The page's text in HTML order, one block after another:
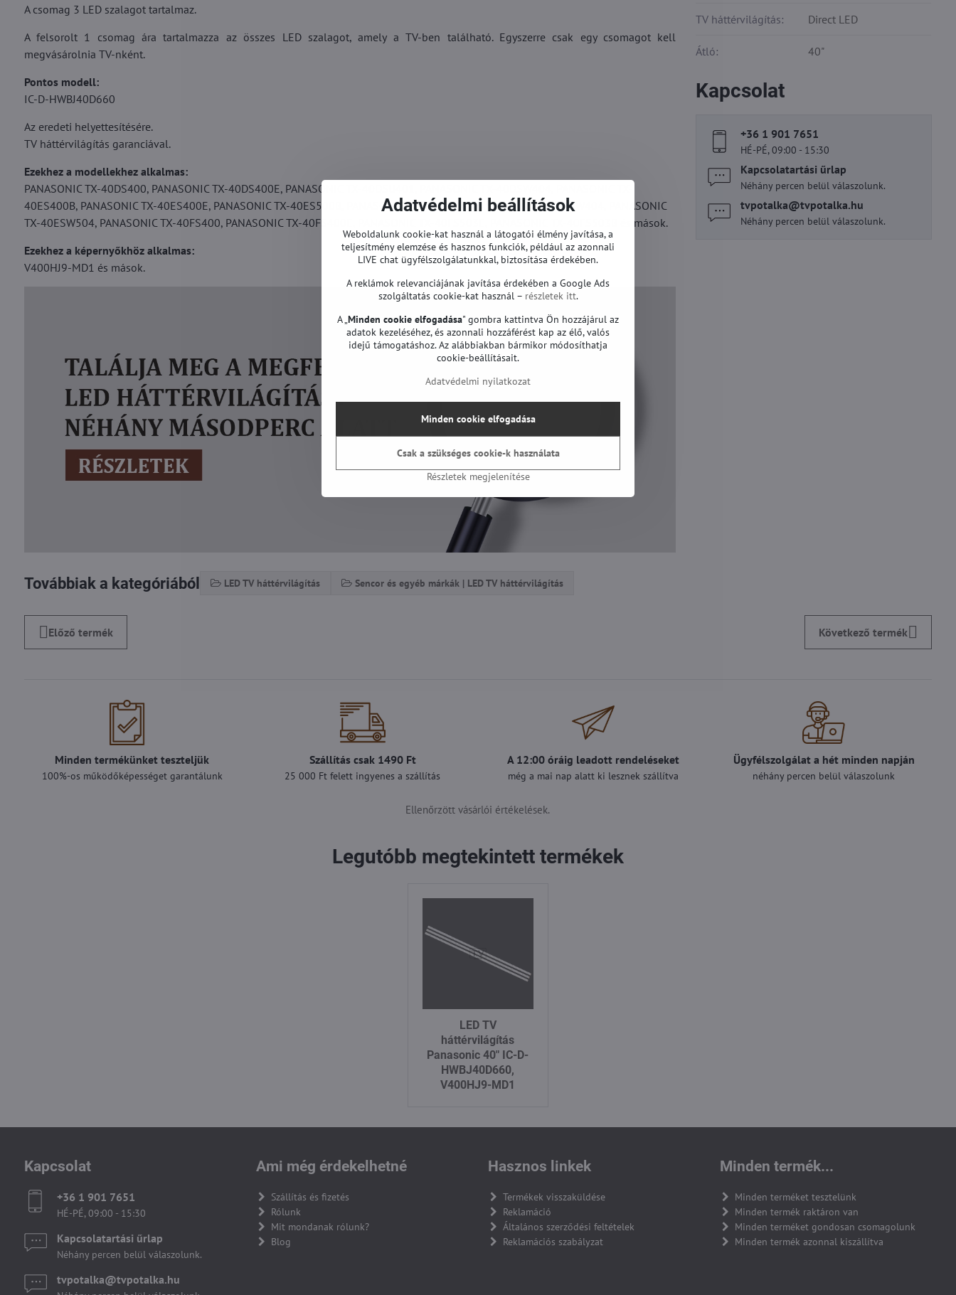
A csomag 3 LED szalagot tartalmaz.
A felsorolt 1 csomag ára tartalmazza az összes LED szalagot, amely a TV-ben található. Egyszerre csak egy csomagot kell
megvásárolnia TV-nként.
Pontos modell:
IC-D-HWBJ40D660
Az eredeti helyettesítésére.
TV háttérvilágítás garanciával.
Ezekhez a modellekhez alkalmas:
PANASONIC TX-40DS400, PANASONIC TX-40DS400E, PANASONIC TX-40DSU401, PANASONIC TX-40DSW404, PANASONIC TX-
40ES400B, PANASONIC TX-40ES400E, PANASONIC TX-40ES500B, PANASONIC TX-40ES510, PANASONIC TX-40ESW404, PANASONIC
TX-40ESW504, PANASONIC TX-40FS400, PANASONIC TX-40FS400E, PANASONIC TX-40FS503E, PANASONIC TX-40FS503B és mások.
Ezekhez a képernyőkhöz alkalmas:
V400HJ9-MD1 és mások.
Továbbiak a kategóriából LED TV háttérvilágítás Sencor és egyéb márkák | LED TV háttérvilágítás
TV háttérvilágítás: Direct LED
Átló: 40"
Kapcsolat
+36 1 901 7651
HÉ-PÉ, 09:00 - 15:30
Kapcsolatartási űrlap
Néhány percen belül válaszolunk.
tvpotalka​@tvpotalka​.hu
Néhány percen belül válaszolunk.
Előző termék Következő termék
Minden termékünket teszteljük
100%-os működőképességet garantálunk
Szállítás csak 1490 Ft
25 000 Ft felett ingyenes a szállítás
A 12:00 óráig leadott rendeléseket
még a mai nap alatt ki lesznek szállítva
Ügyfélszolgálat a hét minden napján
néhány percen belül válaszolunk
Ellenőrzött vásárlói értékelések.
Legutóbb megtekintett termékek
LED TV
háttérvilágítás
Panasonic 40" IC-D-
HWBJ40D660,
V400HJ9-MD1
Kapcsolat
+36 1 901 7651
HÉ-PÉ, 09:00 - 15:30
Kapcsolatartási űrlap
Néhány percen belül válaszolunk.
tvpotalka​@tvpotalka​.hu
Ami még érdekelhetné
Szállítás és fizetés
Rólunk
Mit mondanak rólunk?
Blog
Hasznos linkek
Termékek visszaküldése
Reklamáció
Általános szerződési feltételek
Reklamációs szabályzat
Minden termék...
Minden terméket tesztelünk
Minden termék raktáron van
Minden terméket gondosan csomagolunk
Minden termék azonnal kiszállítva
Adatvédelmi beállítások
Weboldalunk cookie-kat használ a látogatói élmény javítása, a
teljesítmény elemzése és hasznos funkciók, például az azonnali
LIVE chat ügyfélszolgálatunkkal, biztosítása érdekében.
A reklámok relevanciájának javítása érdekében a Google Ads
szolgáltatás cookie-kat használ – részletek itt.
A „ Minden cookie elfogadása" gombra kattintva Ön hozzájárul az
adatok kezeléséhez, és azonnali hozzáférést kap az élő, valós
idejű támogatáshoz. Az alábbiakban bármikor módosíthatja
cookie-beállításait.
Adatvédelmi nyilatkozat
Részletek megjelenítése
Minden cookie elfogadása
Csak a szükséges cookie-k használata